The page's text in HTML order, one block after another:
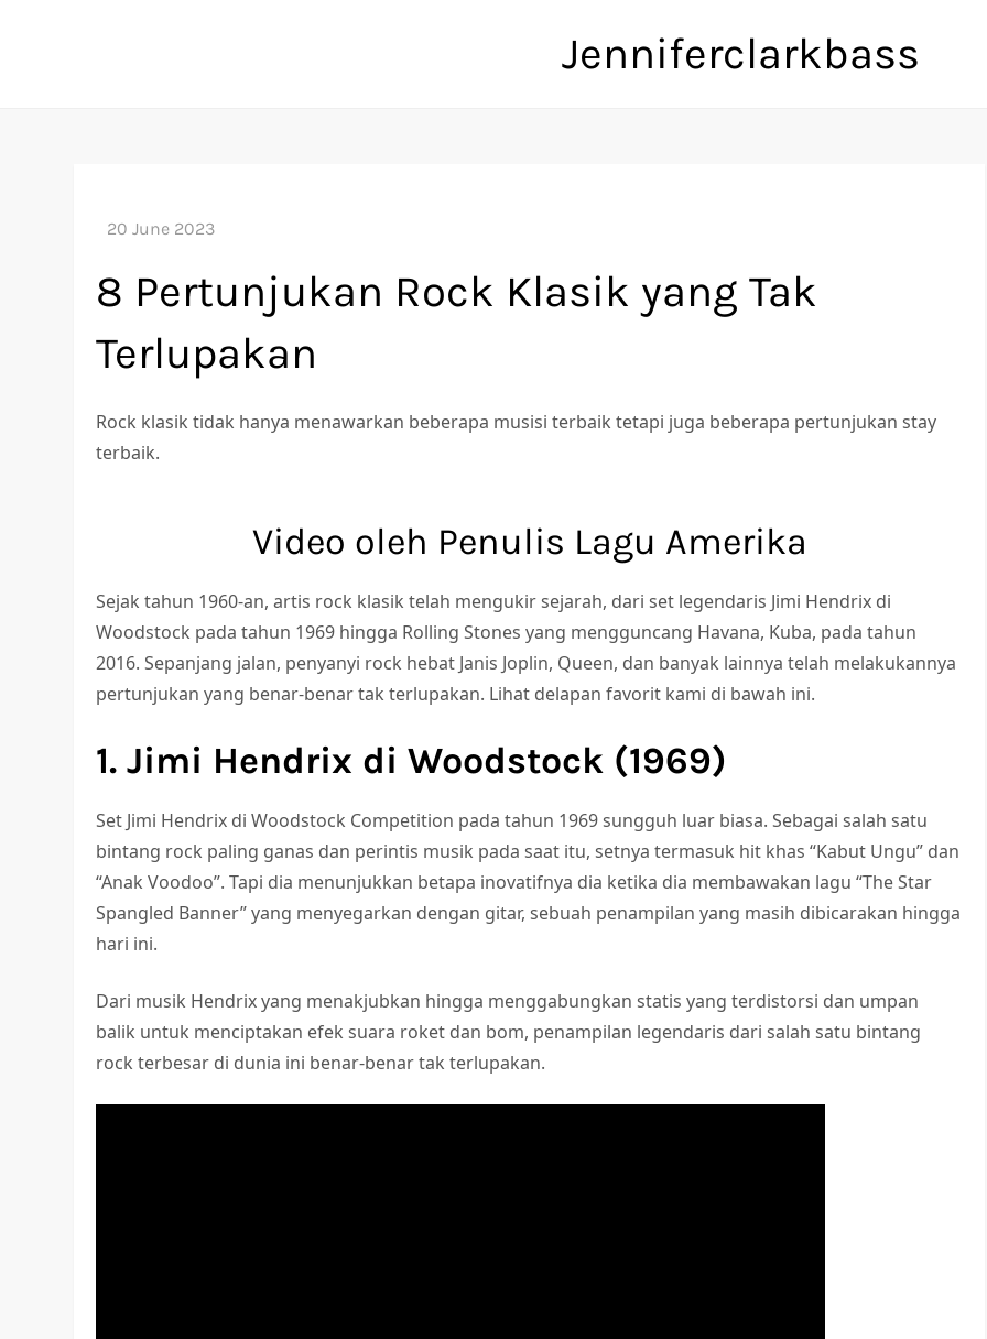
Jenniferclarkbass
8 Pertunjukan Rock Klasik yang Tak
Terlupakan
Rock klasik tidak hanya menawarkan beberapa musisi terbaik tetapi juga beberapa pertunjukan stay
terbaik.
Video oleh Penulis Lagu Amerika
Sejak tahun 1960-an, artis rock klasik telah mengukir sejarah, dari set legendaris Jimi Hendrix di
Woodstock pada tahun 1969 hingga Rolling Stones yang mengguncang Havana, Kuba, pada tahun
2016. Sepanjang jalan, penyanyi rock hebat Janis Joplin, Queen, dan banyak lainnya telah melakukannya
pertunjukan yang benar-benar tak terlupakan. Lihat delapan favorit kami di bawah ini.
1. Jimi Hendrix di Woodstock (1969)
Set Jimi Hendrix di Woodstock Competition pada tahun 1969 sungguh luar biasa. Sebagai salah satu
bintang rock paling ganas dan perintis musik pada saat itu, setnya termasuk hit khas “Kabut Ungu” dan
“Anak Voodoo”. Tapi dia menunjukkan betapa inovatifnya dia ketika dia membawakan lagu “The Star
Spangled Banner” yang menyegarkan dengan gitar, sebuah penampilan yang masih dibicarakan hingga
hari ini.
Dari musik Hendrix yang menakjubkan hingga menggabungkan statis yang terdistorsi dan umpan
balik untuk menciptakan efek suara roket dan bom, penampilan legendaris dari salah satu bintang
rock terbesar di dunia ini benar-benar tak terlupakan.